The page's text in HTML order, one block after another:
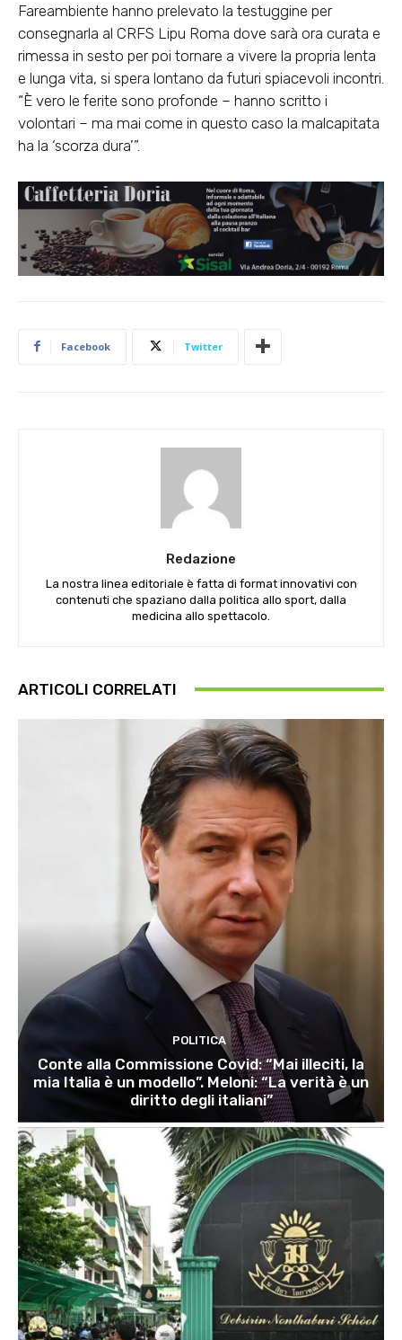
Fareambiente hanno prelevato la testuggine per
consegnarla al CRFS Lipu Roma dove sarà ora curata e
rimessa in sesto per poi tornare a vivere la propria lenta
e lunga vita, si spera lontano da futuri spiacevoli incontri.
“È vero le ferite sono profonde – hanno scritto i
volontari – ma mai come in questo caso la malcapitata
ha la ‘scorza dura’”.
Facebook Twitter
Redazione
La nostra linea editoriale è fatta di format innovativi con
contenuti che spaziano dalla politica allo sport, dalla
medicina allo spettacolo.
ARTICOLI CORRELATI
POLITICA
Conte alla Commissione Covid: “Mai illeciti, la
mia Italia è un modello”. Meloni: “La verità è un
diritto degli italiani”